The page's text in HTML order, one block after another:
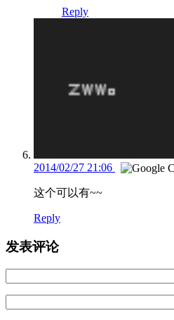
Reply
2014/02/27 21:06
这个可以有~~
Reply
发表评论